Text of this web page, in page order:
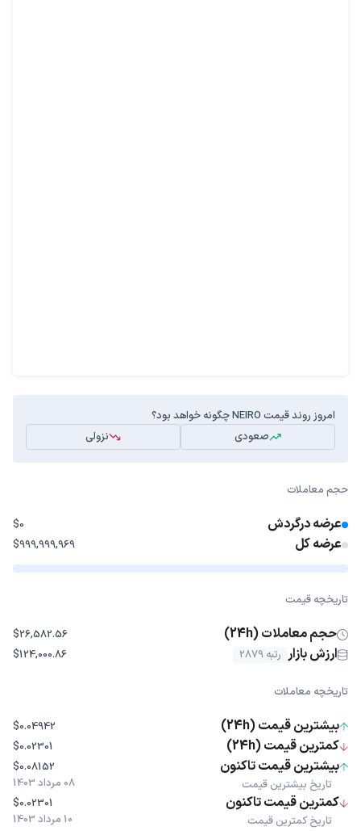
امروز روند قیمت NEIRO چگونه خواهد بود؟
صعودی
نزولی
حجم معاملات
عرضه درگردش $0
عرضه کل $999,999,969
تاریخچه قیمت
حجم معاملات (24h) $26,582.56
ارزش بازار رتبه 2879 $124,000.86
تاریخچه معاملات
بیشترین قیمت (24h) $0.04942
کمترین قیمت (24h) $0.02301
بیشترین قیمت تاکنون
تاریخ بیشترین قیمت
$0.08152
08 مرداد 1403
کمترین قیمت تاکنون
تاریخ کمترین قیمت
$0.02301
10 مرداد 1403